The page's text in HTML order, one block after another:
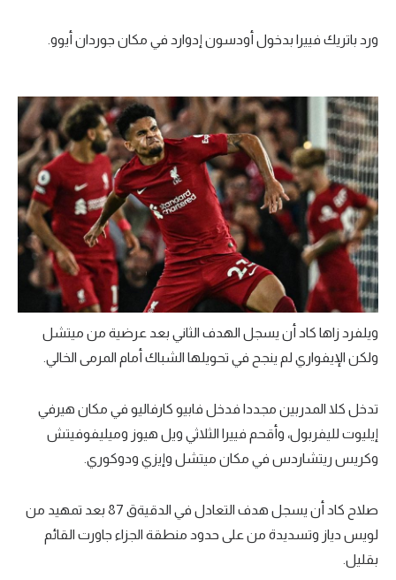
ورد باتريك فييرا بدخول أودسون إدوارد في مكان جوردان أيوو.
ويلفرد زاها كاد أن يسجل الهدف الثاني بعد عرضية من ميتشل
ولكن الإيفواري لم ينجح في تحويلها الشباك أمام المرمى الخالي.
تدخل كلا المدربين مجددا فدخل فابيو كارفاليو في مكان هيرفي
إيليوت لليفربول، وأقحم فييرا الثلاثي ويل هيوز وميليفوفيتش
وكريس ريتشاردس في مكان ميتشل وإيزي ودوكوري.
صلاح كاد أن يسجل هدف التعادل في الدقيةق 87 بعد تمهيد من
لويس دياز وتسديدة من على حدود منطقة الجزاء جاورت القائم
بقليل.